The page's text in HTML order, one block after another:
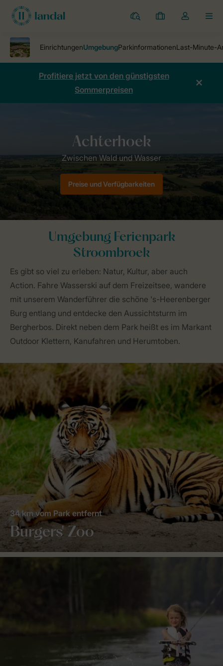
Ferienparks
Meine
Dropdown-
öffnen
Profitiere jetzt von den günstigsten
Sommerpreisen
Preise und Verfügbarkeiten
Umgebung Ferienpark
Stroombroek
Es gibt so viel zu erleben: Natur, Kultur, aber auch
Action. Fahre Wasserski auf dem Freizeitsee, wandere
mit unserem Wanderführer die schöne 's-Heerenberger
Burg entlang und entdecke den Aussichtsturm im
Bergherbos. Direkt neben dem Park heißt es im Markant
Outdoor Klettern, Kanufahren und Herumtoben.
Burgers' Zoo
34 km vom Park entfernt